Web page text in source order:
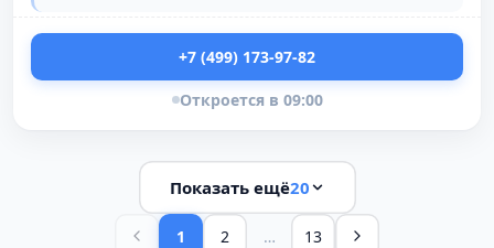
+7 (499) 173-97-82
Откроется в 09:00
Показать ещё20
1 2 … 13